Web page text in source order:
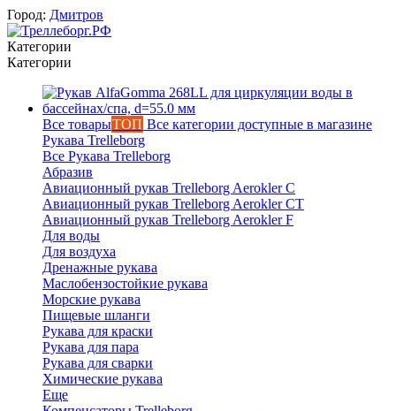
Город: Дмитров
Категории
Категории
Все товарыТОП Все категории доступные в магазине
Рукава Trelleborg
Все Рукава Trelleborg
Абразив
Авиационный рукав Trelleborg Aerokler C
Авиационный рукав Trelleborg Aerokler CT
Авиационный рукав Trelleborg Aerokler F
Для воды
Для воздуха
Дренажные рукава
Маслобензостойкие рукава
Морские рукава
Пищевые шланги
Рукава для краски
Рукава для пара
Рукава для сварки
Химические рукава
Еще
Вероника
онлайн